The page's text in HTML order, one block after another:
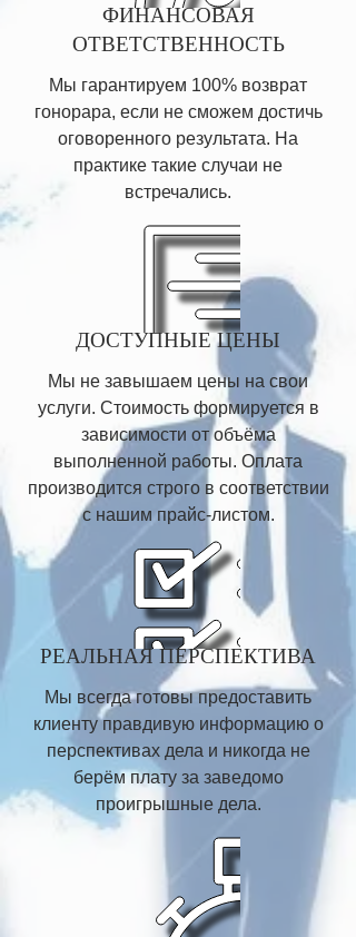
ФИНАНСОВАЯ
ОТВЕТСТВЕННОСТЬ
Мы гарантируем 100% возврат
гонорара, если не сможем достичь
оговоренного результата. На
практике такие случаи не
встречались.
ДОСТУПНЫЕ ЦЕНЫ
Мы не завышаем цены на свои
услуги. Стоимость формируется в
зависимости от объёма
выполненной работы. Оплата
производится строго в соответствии
с нашим прайс-листом.
РЕАЛЬНАЯ ПЕРСПЕКТИВА
Мы всегда готовы предоставить
клиенту правдивую информацию о
перспективах дела и никогда не
берём плату за заведомо
проигрышные дела.